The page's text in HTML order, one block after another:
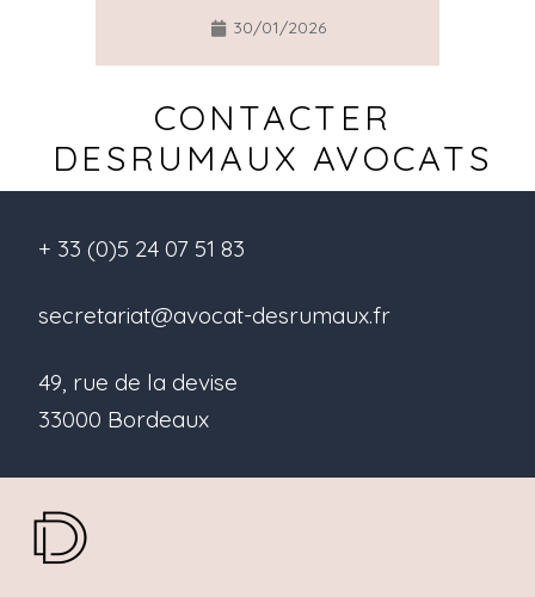
30/01/2026
CONTACTER
DESRUMAUX AVOCATS
+ 33 (0)5 24 07 51 83
secretariat@avocat-desrumaux.fr
49, rue de la devise
33000 Bordeaux